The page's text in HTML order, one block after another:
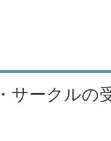
サークルの